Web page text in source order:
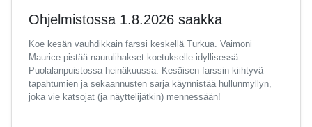
Ohjelmistossa 1.8.2026 saakka
Koe kesän vauhdikkain farssi keskellä Turkua. Vaimoni
Maurice pistää naurulihakset koetukselle idyllisessä
Puolalanpuistossa heinäkuussa. Kesäisen farssin kiihtyvä
tapahtumien ja sekaannusten sarja käynnistää hullunmyllyn,
joka vie katsojat (ja näyttelijätkin) mennessään!